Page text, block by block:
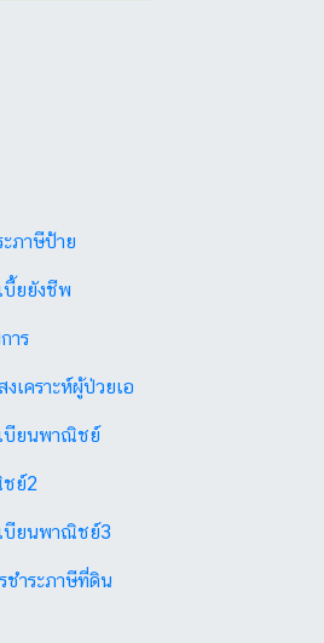
ภาษีป้าย
บี้ยยังชีพ
าร
เคราะห์ผู้ป่วยเอ
บียนพาณิชย์
ชย์2
บียนพาณิชย์3
ชำระภาษีที่ดิน